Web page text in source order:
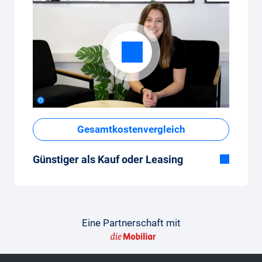
Gesamtkostenvergleich
Günstiger als Kauf oder Leasing
Leasing oder Neuwagenkauf tief.
So gelingt der Vergleich
Damit der Vergleich gelingt, findest du hier
Eine Partnerschaft mit